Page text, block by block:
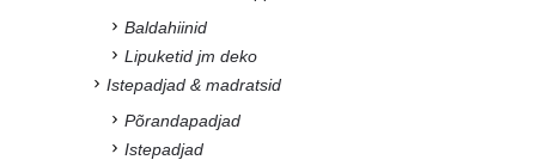
Baldahiinid
Lipuketid jm deko
Istepadjad & madratsid
Põrandapadjad
Istepadjad